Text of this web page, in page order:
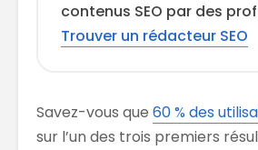
contenus SEO par des
Trouver un rédacteur SEO
Savez-vous que 60 % des
sur l’un des trois premiers